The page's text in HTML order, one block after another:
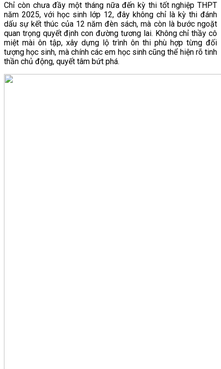
Chỉ còn chưa đầy một tháng nữa đến kỳ thi tốt nghiệp THPT
năm 2025, với học sinh lớp 12, đây không chỉ là kỳ thi đánh
dấu sự kết thúc của 12 năm đèn sách, mà còn là bước ngoặt
quan trọng quyết định con đường tương lai. Không chỉ thầy cô
miệt mài ôn tập, xây dựng lộ trình ôn thi phù hợp từng đối
tượng học sinh, mà chính các em học sinh cũng thể hiện rõ tinh
thần chủ động, quyết tâm bứt phá.